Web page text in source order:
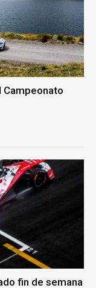
Campeonato
fin de semana